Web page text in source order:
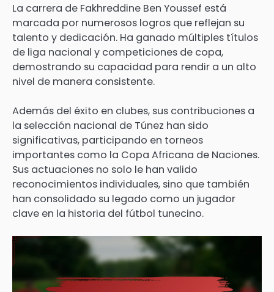
La carrera de Fakhreddine Ben Youssef está
marcada por numerosos logros que reflejan su
talento y dedicación. Ha ganado múltiples títulos
de liga nacional y competiciones de copa,
demostrando su capacidad para rendir a un alto
nivel de manera consistente.
Además del éxito en clubes, sus contribuciones a
la selección nacional de Túnez han sido
significativas, participando en torneos
importantes como la Copa Africana de Naciones.
Sus actuaciones no solo le han valido
reconocimientos individuales, sino que también
han consolidado su legado como un jugador
clave en la historia del fútbol tunecino.